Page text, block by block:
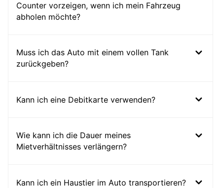
Counter vorzeigen, wenn ich mein Fahrzeug
abholen möchte?
Muss ich das Auto mit einem vollen Tank
zurückgeben?
Kann ich eine Debitkarte verwenden?
Wie kann ich die Dauer meines
Mietverhältnisses verlängern?
Kann ich ein Haustier im Auto transportieren?